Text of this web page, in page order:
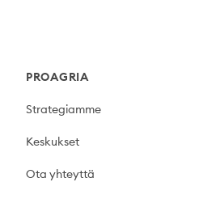
PROAGRIA
Strategiamme
Keskukset
Ota yhteyttä